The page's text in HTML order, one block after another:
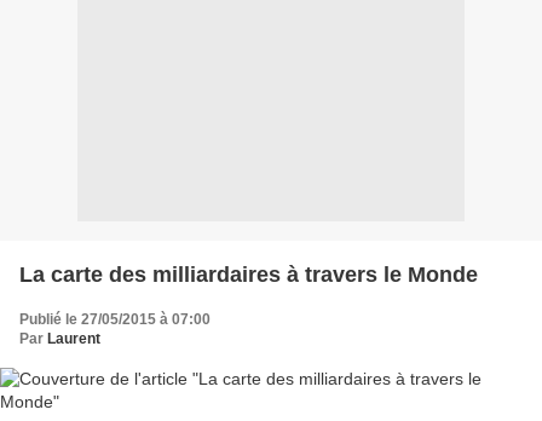
La carte des milliardaires à travers le Monde
Publié le 27/05/2015 à 07:00
Par Laurent